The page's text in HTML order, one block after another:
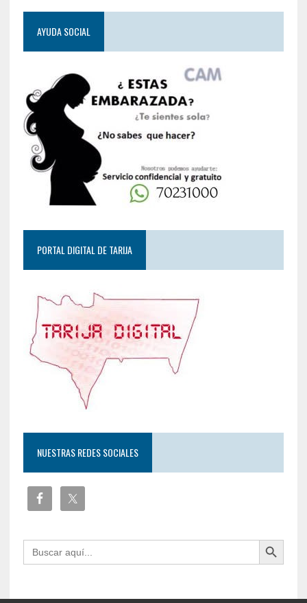
AYUDA SOCIAL
PORTAL DIGITAL DE TARIJA
NUESTRAS REDES SOCIALES
Buscar: Botón de búsqueda